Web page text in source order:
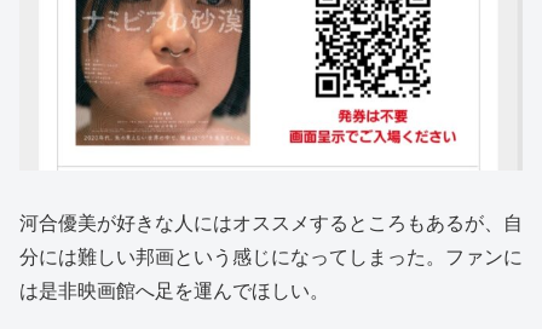
河合優美が好きな人にはオススメするところもあるが、自
分には難しい邦画という感じになってしまった。ファンに
は是非映画館へ足を運んでほしい。